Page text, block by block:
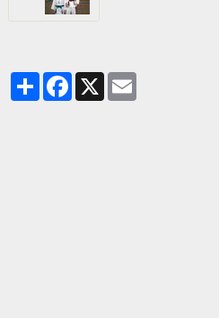
PartagerFacebook
X